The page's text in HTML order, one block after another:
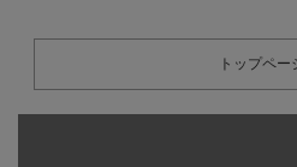
トップペー